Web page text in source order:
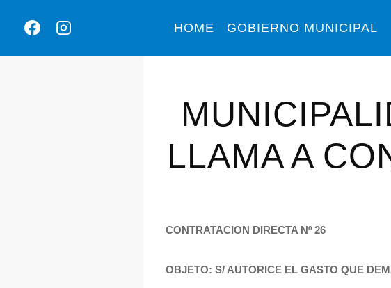
HOME GOBIERNO MUNICIPAL
LLAMA A
CONTRATACION DIRECTA Nº 26
OBJETO: S/ AUTORICE EL GASTO QUE